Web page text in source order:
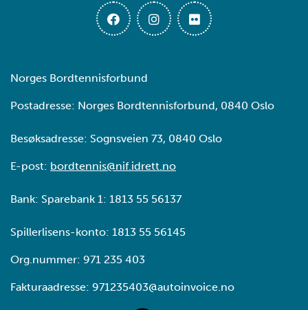
Norges Bordtennisforbund
Postadresse: Norges Bordtennisforbund, 0840 Oslo
Besøksadresse: Sognsveien 73, 0840 Oslo
E-post: bordtennis@nif.idrett.no
Bank: Sparebank 1: 1813 55 56137
Spillerlisens-konto: 1813 55 56145
Org.nummer: 971 235 403
Fakturaadresse: 971235403@autoinvoice.no